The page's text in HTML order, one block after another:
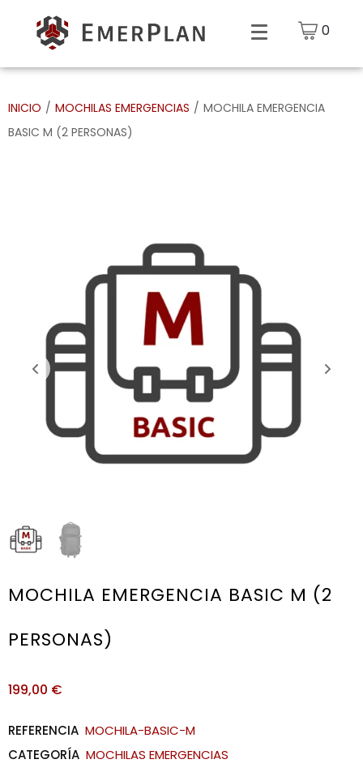
0
INICIO / MOCHILAS EMERGENCIAS / MOCHILA EMERGENCIA
BASIC M (2 PERSONAS)
MOCHILA EMERGENCIA BASIC M (2
PERSONAS)
199,00 €
REFERENCIA MOCHILA-BASIC-M
CATEGORÍA MOCHILAS EMERGENCIAS